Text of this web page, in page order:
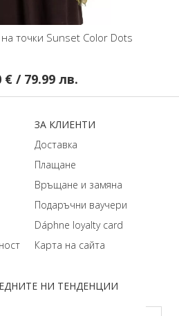
точки Sunset Color Dots
€ / 79.99 лв.
НИ ТЕНДЕНЦИИ
ЗA КЛИЕНТИ
Доставка
Плащане
Връщане и замяна
Подаръчни ваучери
Dáphnе loyalty card
Карта на сайта